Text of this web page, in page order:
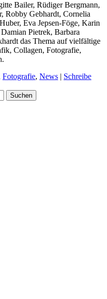
Bailer, Rüdiger Bergmann,
Robby Gebhardt, Cornelia
Eva Jepsen-Föge, Karin
Pietrek, Barbara
das Thema auf vielfältige
Collagen, Fotografie,
Fotografie, News | Schreibe